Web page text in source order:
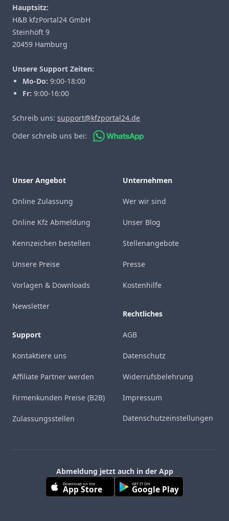
Hauptsitz:
H&B kfzPortal24 GmbH
Steinhöft 9
20459 Hamburg
Unsere Support Zeiten:
Mo-Do: 9:00-18:00
Fr: 9:00-16:00
Schreib uns: support@kfzportal24.de
Oder schreib uns bei:
Unser Angebot
Online Zulassung
Online Kfz Abmeldung
Kennzeichen bestellen
Unsere Preise
Vorlagen & Downloads
Newsletter
Support
Kontaktiere uns
Affiliate Partner werden
Firmenkunden Preise (B2B)
Zulassungsstellen
Unternehmen
Wer wir sind
Unser Blog
Stellenangebote
Presse
Kostenhilfe
Rechtliches
AGB
Datenschutz
Widerrufsbelehrung
Impressum
Datenschutzeinstellungen
Abmeldung jetzt auch in der App
Download on the
App Store GET IT ON
Google Play